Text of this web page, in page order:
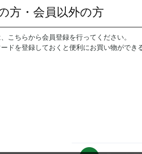
方・会員以外の方
こちらから会員登録を行ってください。
ドを登録しておくと便利にお買い物ができ